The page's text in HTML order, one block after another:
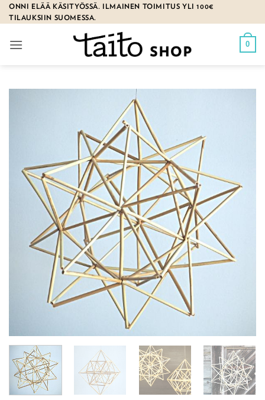
Skip
to
ONNI ELÄÄ KÄSITYÖSSÄ. ILMAINEN TOIMITUS YLI 100€
TILAUKSIIN SUOMESSA.
0